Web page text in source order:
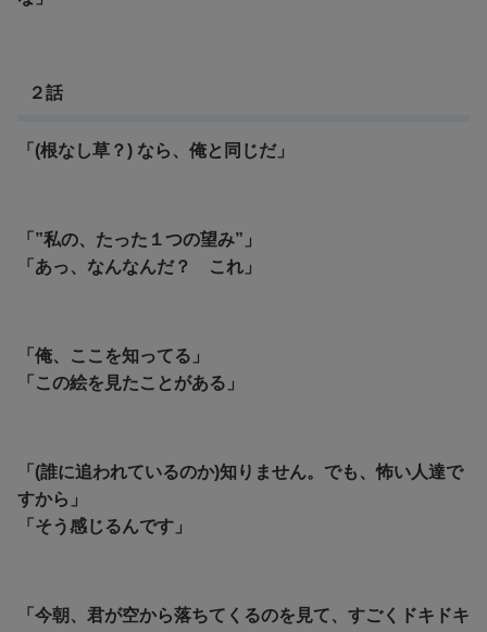
２話
「(根なし草？) なら、俺と同じだ」
「”私の、たった１つの望み”」
「あっ、なんなんだ？ これ」
「俺、ここを知ってる」
「この絵を見たことがある」
「(誰に追われているのか)知りません。でも、怖い人達で
すから」
「そう感じるんです」
「今朝、君が空から落ちてくるのを見て、すごくドキドキ